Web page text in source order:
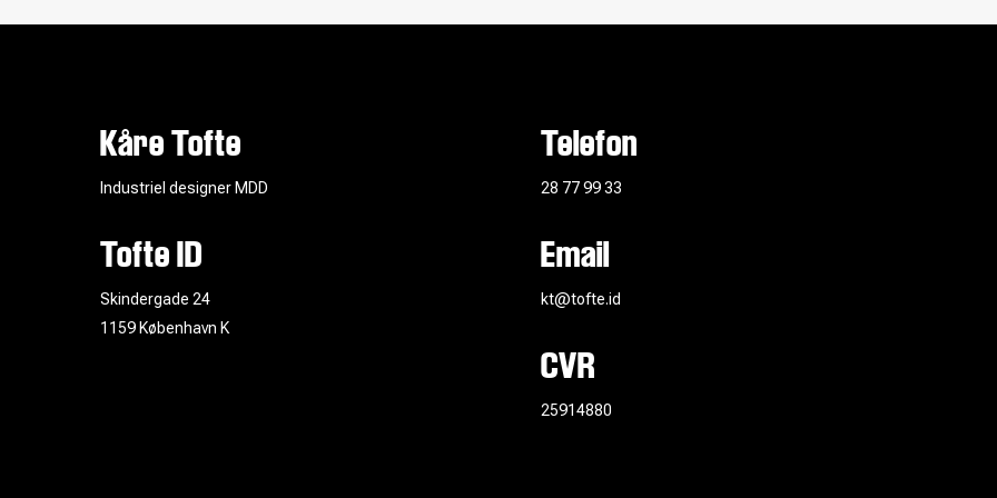
Kåre Tofte
Industriel designer MDD
Tofte ID
Skindergade 24
1159 København K
Telefon
28 77 99 33
Email
kt@tofte.id
CVR
25914880